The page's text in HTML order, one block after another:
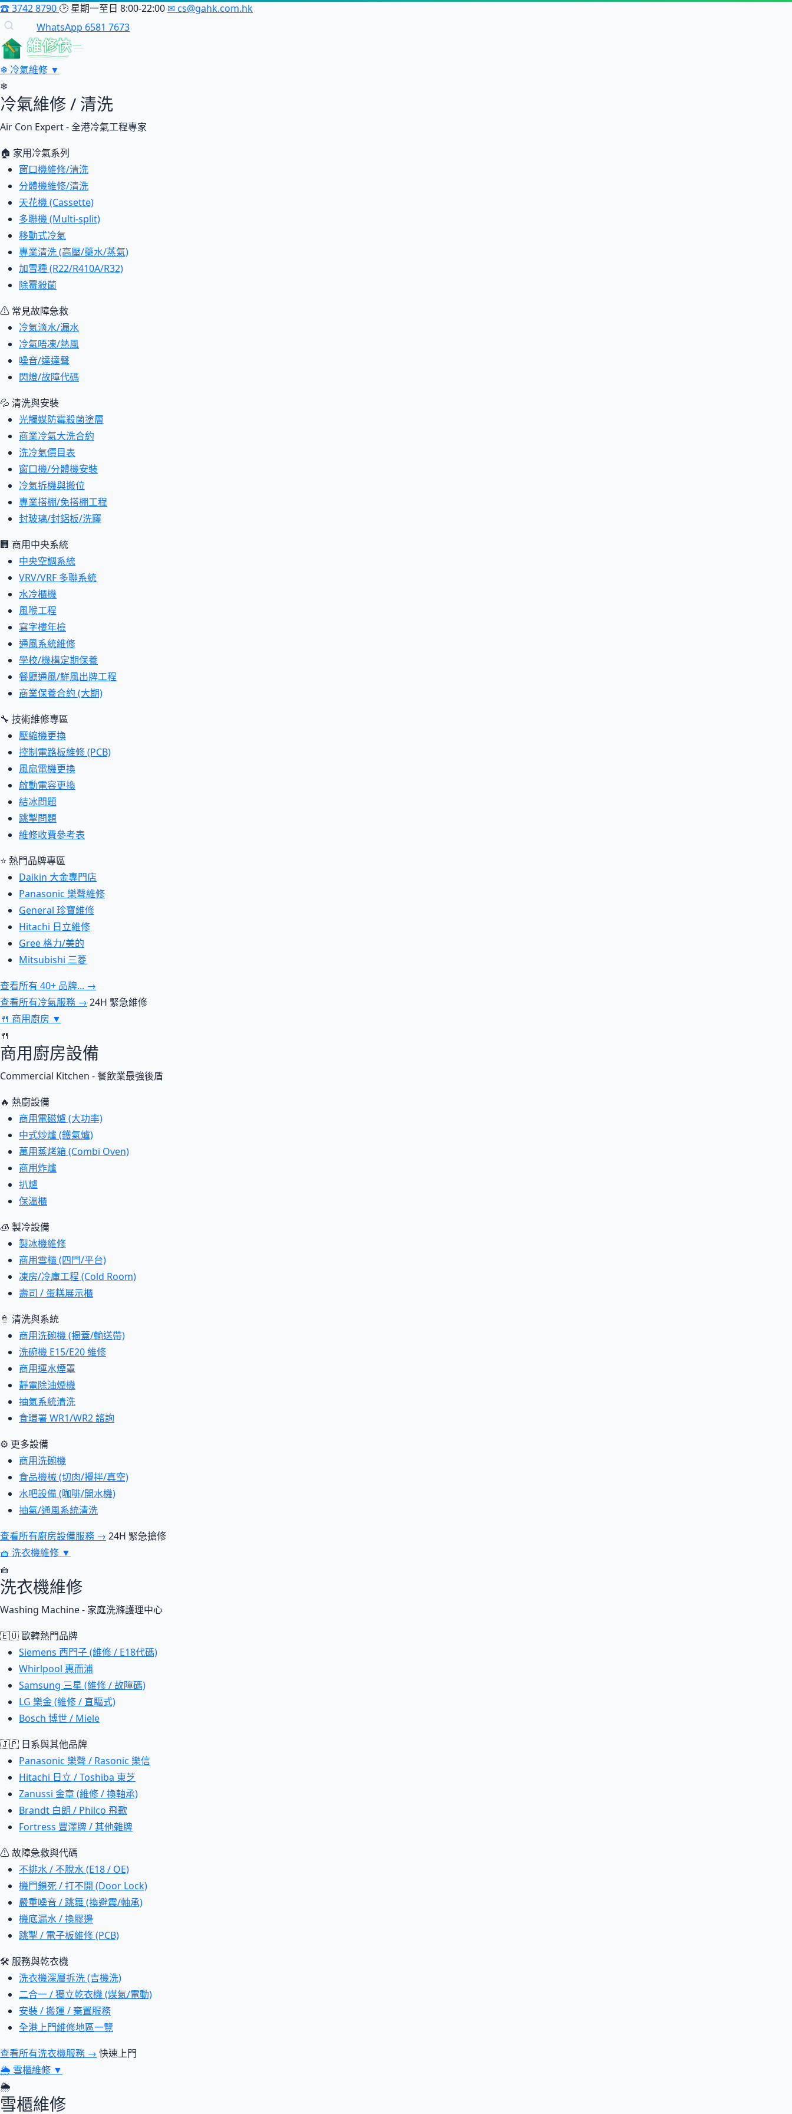
☎3742 8790 🕑 星期一至日 8:00-22:00 ✉cs@gahk.com.hk
WhatsApp 6581 7673
維修快
❄ 冷氣維修 ▼
❄
冷氣維修 / 清洗
Air Con Expert - 全港冷氣工程專家
🏠 家用冷氣系列
窗口機維修/清洗
分體機維修/清洗
天花機 (Cassette)
多聯機 (Multi-split)
移動式冷氣
專業清洗 (高壓/藥水/蒸氣)
加雪種 (R22/R410A/R32)
除霉殺菌
⚠ 常見故障急救
冷氣滴水/漏水
冷氣唔凍/熱風
噪音/達達聲
閃燈/故障代碼
💦 清洗與安裝
光觸媒防霉殺菌塗層
商業冷氣大洗合約
洗冷氣價目表
窗口機/分體機安裝
冷氣拆機與搬位
專業搭棚/免搭棚工程
封玻璃/封鋁板/洗窿
🏢 商用中央系統
中央空調系統
VRV/VRF 多聯系統
水冷櫃機
風喉工程
寫字樓年檢
通風系統維修
學校/機構定期保養
餐廳通風/鮮風出牌工程
商業保養合約 (大期)
🔧 技術維修專區
壓縮機更換
控制電路板維修 (PCB)
風扇電機更換
啟動電容更換
結冰問題
跳掣問題
維修收費參考表
⭐ 熱門品牌專區
Daikin 大金專門店
Panasonic 樂聲維修
General 珍寶維修
Hitachi 日立維修
Gree 格力/美的
Mitsubishi 三菱
查看所有 40+ 品牌... →
查看所有冷氣服務 → 24H 緊急維修
🍴 商用廚房 ▼
🍴
商用廚房設備
Commercial Kitchen - 餐飲業最強後盾
🔥 熱廚設備
商用電磁爐 (大功率)
中式炒爐 (鑊氣爐)
萬用蒸烤箱 (Combi Oven)
商用炸爐
扒爐
保溫櫃
🧊 製冷設備
製冰機維修
商用雪櫃 (四門/平台)
凍房/冷庫工程 (Cold Room)
壽司 / 蛋糕展示櫃
🚿 清洗與系統
商用洗碗機 (揭蓋/輸送帶)
洗碗機 E15/E20 維修
商用運水煙罩
靜電除油煙機
抽氣系統清洗
食環署 WR1/WR2 諮詢
⚙ 更多設備
商用洗碗機
食品機械 (切肉/攪拌/真空)
水吧設備 (咖啡/開水機)
抽氣/通風系統清洗
查看所有廚房設備服務 → 24H 緊急搶修
🧺 洗衣機維修 ▼
🧺
洗衣機維修
Washing Machine - 家庭洗滌護理中心
🇪🇺 歐韓熱門品牌
Siemens 西門子 (維修 / E18代碼)
Whirlpool 惠而浦
Samsung 三星 (維修 / 故障碼)
LG 樂金 (維修 / 直驅式)
Bosch 博世 / Miele
🇯🇵 日系與其他品牌
Panasonic 樂聲 / Rasonic 樂信
Hitachi 日立 / Toshiba 東芝
Zanussi 金章 (維修 / 換軸承)
Brandt 白朗 / Philco 飛歌
Fortress 豐澤牌 / 其他雜牌
⚠ 故障急救與代碼
不排水 / 不脫水 (E18 / OE)
機門鎖死 / 打不開 (Door Lock)
嚴重噪音 / 跳舞 (換避震/軸承)
機底漏水 / 換膠邊
跳掣 / 電子板維修 (PCB)
🛠 服務與乾衣機
洗衣機深層拆洗 (吉機洗)
二合一 / 獨立乾衣機 (煤氣/電動)
安裝 / 搬運 / 棄置服務
全港上門維修地區一覽
查看所有洗衣機服務 → 快速上門
🌦 雪櫃維修 ▼
🌦
雪櫃維修